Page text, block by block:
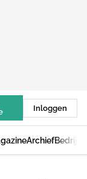
Inloggen
Archief